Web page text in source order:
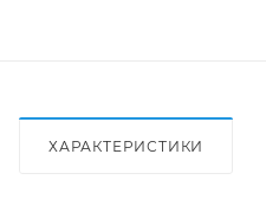
ХАРАКТЕРИСТИКИ